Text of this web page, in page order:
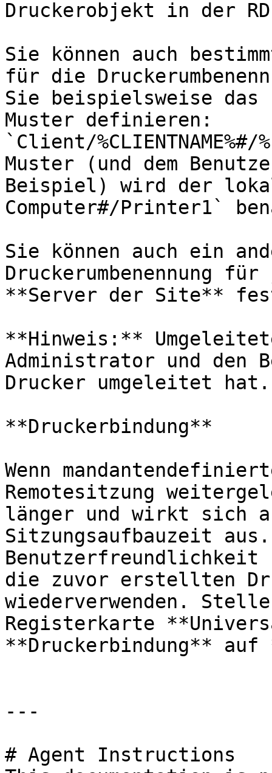
Druckerobjekt in der
Sie können auch
für die
Sie beispielsweise das
Muster definieren:
`Client/%CLIENTNAME%#/
Muster (und dem
Beispiel) wird der
Computer#/Printer1`
Sie können auch ein
Druckerumbenennung
**Server der Site**
**Hinweis:**
Administrator und den
Drucker umgeleitet hat.
**Druckerbindung**
Wenn
Remotesitzung
länger und wirkt sich
Sitzungsaufbauzeit
Benutzerfreundlichkeit
die zuvor erstellten
wiederverwenden.
Registerkarte
**Druckerbindung**
---
# Agent Instructions